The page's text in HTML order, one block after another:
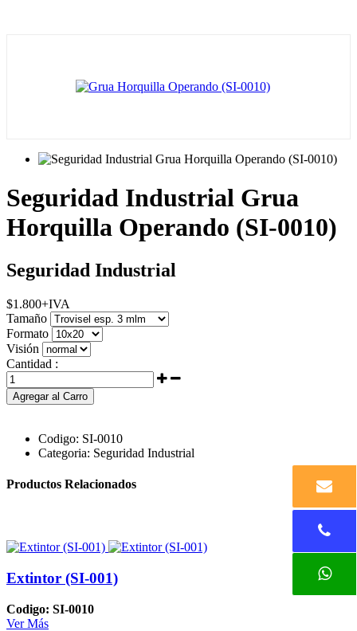
Seguridad Industrial Grua
Horquilla Operando (SI-0010)
Seguridad Industrial
$1.800+IVA
Tamaño
Formato
Visión
Cantidad :
Agregar al Carro
Codigo: SI-0010
Categoria: Seguridad Industrial
Productos Relacionados
Extintor (SI-001)
Codigo: SI-0010
Ver Más